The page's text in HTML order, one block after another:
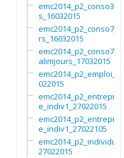
emc2014_p2_conso3moi
s_16032015
emc2014_p2_conso7jou
rs_16032015
emc2014_p2_conso7non
alimjours_17032015
emc2014_p2_emploi_27
022015
emc2014_p2_entrepris
e_indiv1_27022015
emc2014_p2_entrepris
e_indiv1_27022105
emc2014_p2_individu_
27022015